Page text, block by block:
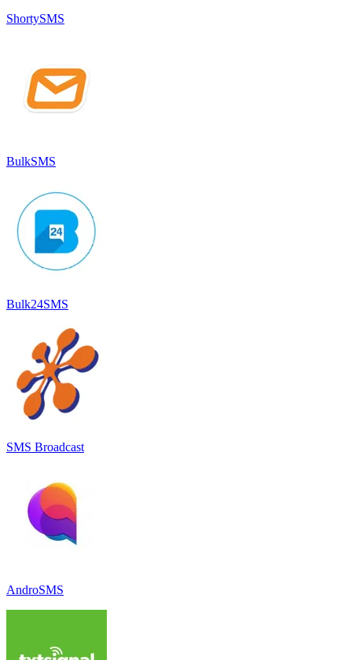
ShortySMS
BulkSMS
Bulk24SMS
SMS Broadcast
AndroSMS